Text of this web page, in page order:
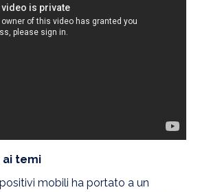
ai temi
mobili ha portato a un